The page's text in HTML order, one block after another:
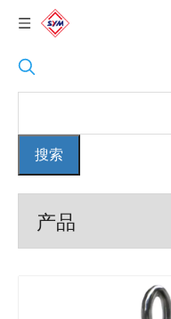
搜索
产品